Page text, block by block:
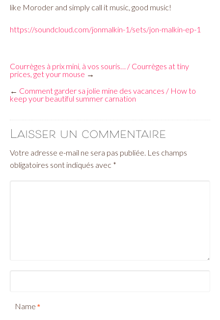
like Moroder and simply call it music, good music!
https://soundcloud.com/jonmalkin-1/sets/jon-malkin-ep-1
Courrèges à prix mini, à vos souris… / Courrèges at tiny
prices, get your mouse →
← Comment garder sa jolie mine des vacances / How to
keep your beautiful summer carnation
Laisser un commentaire
Votre adresse e-mail ne sera pas publiée. Les champs
obligatoires sont indiqués avec *
Name *